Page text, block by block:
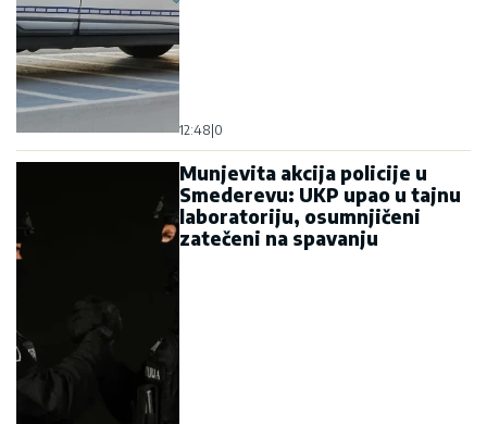
12:48 0
Munjevita akcija policije u
Smederevu: UKP upao u tajnu
laboratoriju, osumnjičeni
zatečeni na spavanju